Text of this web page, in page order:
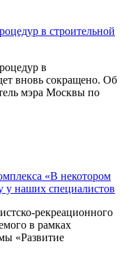
в строительной
в
вновь сокращено. Об
мэра Москвы по
«В некотором
у наших специалистов
рекреационного
в рамках
«Развитие